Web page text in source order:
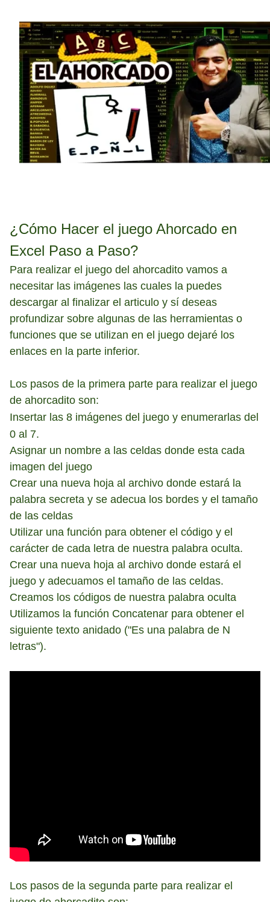
¿Cómo Hacer el juego Ahorcado en
Excel Paso a Paso?
Para realizar el juego del ahorcadito vamos a
necesitar las imágenes las cuales la puedes
descargar al finalizar el articulo y sí deseas
profundizar sobre algunas de las herramientas o
funciones que se utilizan en el juego dejaré los
enlaces en la parte inferior.
Los pasos de la primera parte para realizar el juego
de ahorcadito son:
Insertar las 8 imágenes del juego y enumerarlas del
0 al 7.
Asignar un nombre a las celdas donde esta cada
imagen del juego
Crear una nueva hoja al archivo donde estará la
palabra secreta y se adecua los bordes y el tamaño
de las celdas
Utilizar una función para obtener el código y el
carácter de cada letra de nuestra palabra oculta.
Crear una nueva hoja al archivo donde estará el
juego y adecuamos el tamaño de las celdas.
Creamos los códigos de nuestra palabra oculta
Utilizamos la función Concatenar para obtener el
siguiente texto anidado ("Es una palabra de N
letras").
Los pasos de la segunda parte para realizar el